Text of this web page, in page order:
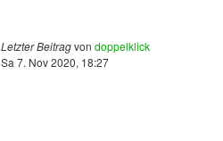
Letzter Beitragvon doppelklick
Sa 7. Nov 2020, 18:27